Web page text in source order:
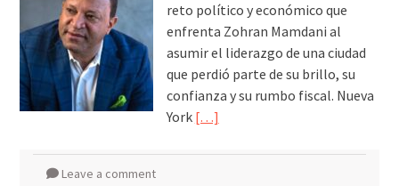
reto político y económico que
enfrenta Zohran Mamdani al
asumir el liderazgo de una ciudad
que perdió parte de su brillo, su
confianza y su rumbo fiscal. Nueva
York […]
Leave a comment